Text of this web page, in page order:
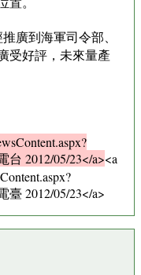
廣到海軍司令部、
受好評，未來量產
台 2012/05/23</a><a
臺 2012/05/23</a>